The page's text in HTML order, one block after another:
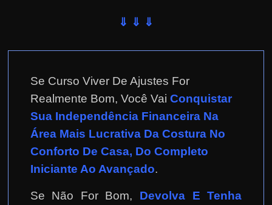
⇓ ⇓ ⇓
Se Curso Viver De Ajustes For
Realmente Bom, Você Vai Conquistar
Sua Independência Financeira Na
Área Mais Lucrativa Da Costura No
Conforto De Casa, Do Completo
Iniciante Ao Avançado.
Se Não For Bom, Devolva E Tenha